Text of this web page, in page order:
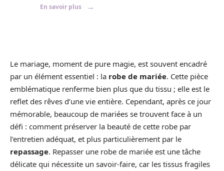
En savoir plus
Le mariage, moment de pure magie, est souvent encadré
par un élément essentiel : la robe de mariée. Cette pièce
emblématique renferme bien plus que du tissu ; elle est le
reflet des rêves d’une vie entière. Cependant, après ce jour
mémorable, beaucoup de mariées se trouvent face à un
défi : comment préserver la beauté de cette robe par
l’entretien adéquat, et plus particulièrement par le
repassage. Repasser une robe de mariée est une tâche
délicate qui nécessite un savoir-faire, car les tissus fragiles